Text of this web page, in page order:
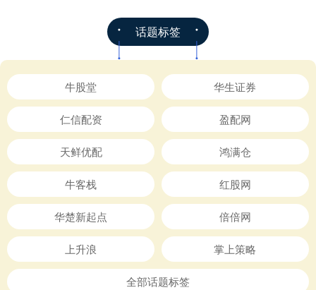
话题标签
牛股堂 华生证券
仁信配资 盈配网
天鲜优配 鸿满仓
牛客栈 红股网
华楚新起点 倍倍网
上升浪 掌上策略
全部话题标签